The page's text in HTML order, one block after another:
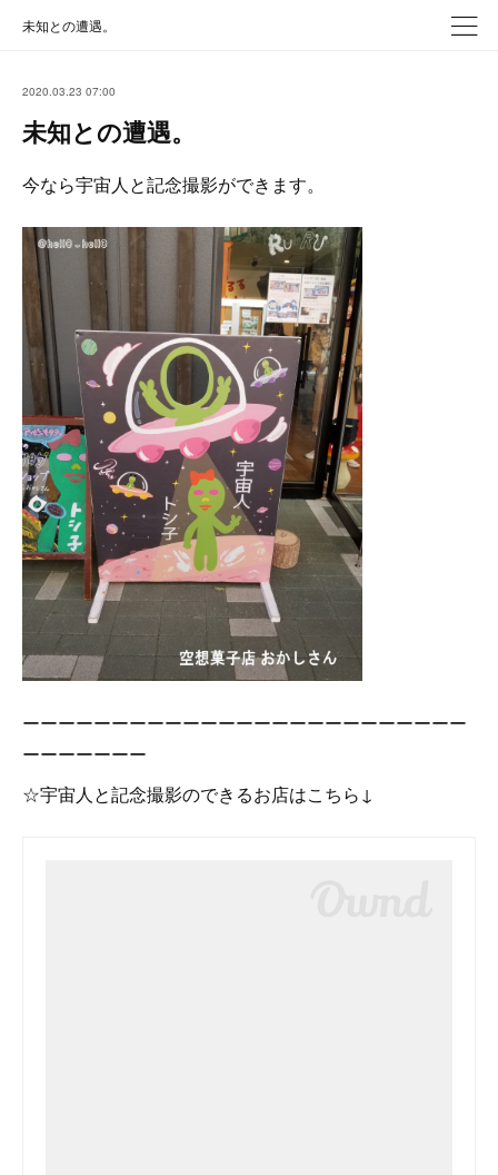
未知との遭遇。
2020.03.23 07:00
未知との遭遇。
今なら宇宙人と記念撮影ができます。
ーーーーーーーーーーーーーーーーーーーーーーーーー
ーーーーーーー
☆宇宙人と記念撮影のできるお店はこちら↓